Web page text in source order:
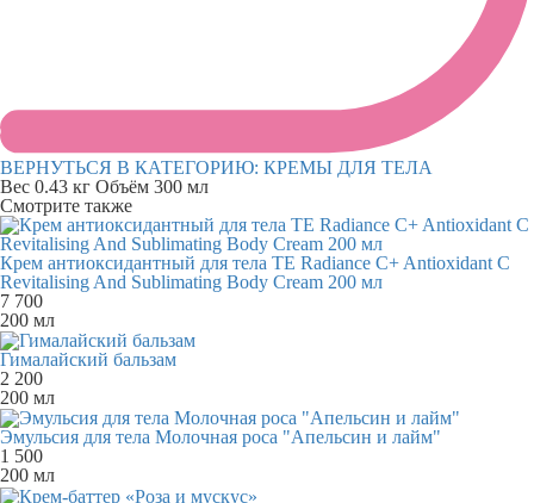
ВЕРНУТЬСЯ В КАТЕГОРИЮ: КРЕМЫ ДЛЯ ТЕЛА
Вес 0.43 кг Объём 300 мл
Смотрите также
Крем антиоксидантный для тела TE Radiance C+ Antioxidant C
Revitalising And Sublimating Body Cream 200 мл
7 700
200 мл
Гималайский бальзам
2 200
200 мл
Эмульсия для тела Молочная роса "Апельсин и лайм"
1 500
200 мл